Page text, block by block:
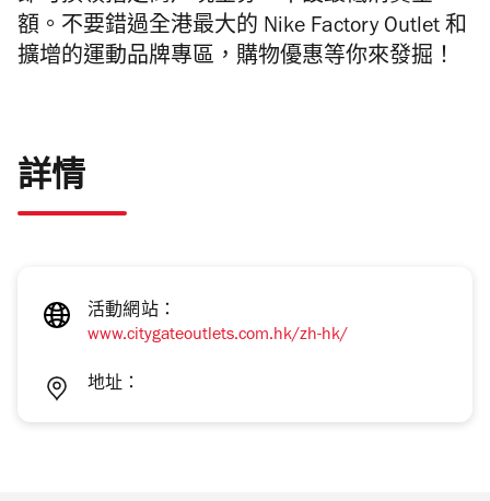
額。不要錯過全港最大的 Nike Factory Outlet 和
擴增的運動品牌專區，購物優惠等你來發掘！
詳情
活動網站：
www.citygateoutlets.com.hk/zh-hk/
地址：